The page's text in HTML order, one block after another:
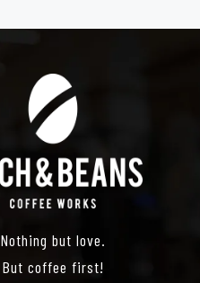
Nothing but love.
But coffee first!